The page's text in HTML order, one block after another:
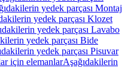
yedek parçası Montaj
yedek parçası Klozet
yedek parçası Lavabo
yedek parçası Bide
yedek parçası Pisuvar
için elemanlarAşağıdakilerin